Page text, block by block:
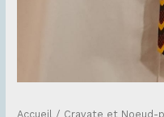
Accueil / Cravate et Noeud-